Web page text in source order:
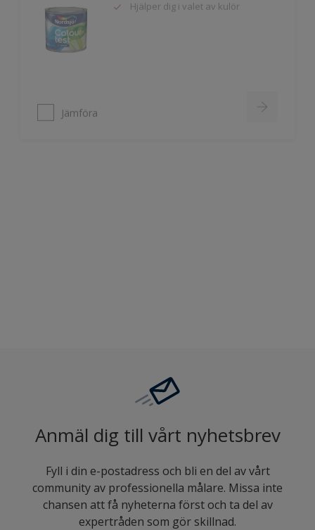
Anmäl dig till vårt nyhetsbrev
Fyll i din e-postadress och bli en del av vårt
community av professionella målare. Missa inte
chansen att få nyheterna först och ta del av
expertråden som gör skillnad.